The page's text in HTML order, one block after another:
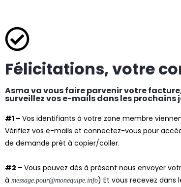
Félicitations, votre
Asma va vous faire parvenir votre
surveillez vos e-mails dans les prochains
#1 – Vos identifiants à votre zone membre
Vérifiez vos e-mails et connectez-vous pour
de demande prêt à copier/coller.
#2 – Vous pouvez dès à présent nous envoyer
à message.pour@monequipe.info) Et vous recevez dans